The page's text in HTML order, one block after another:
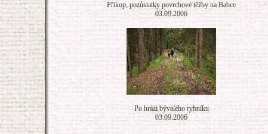
Příkop, pozůstatky povrchové těžby na Babce
03.09.2006
Po hrázi bývalého rybníku
03.09.2006